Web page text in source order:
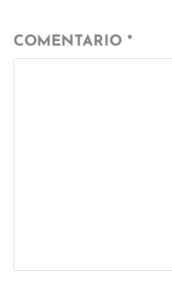
COMENTARIO *